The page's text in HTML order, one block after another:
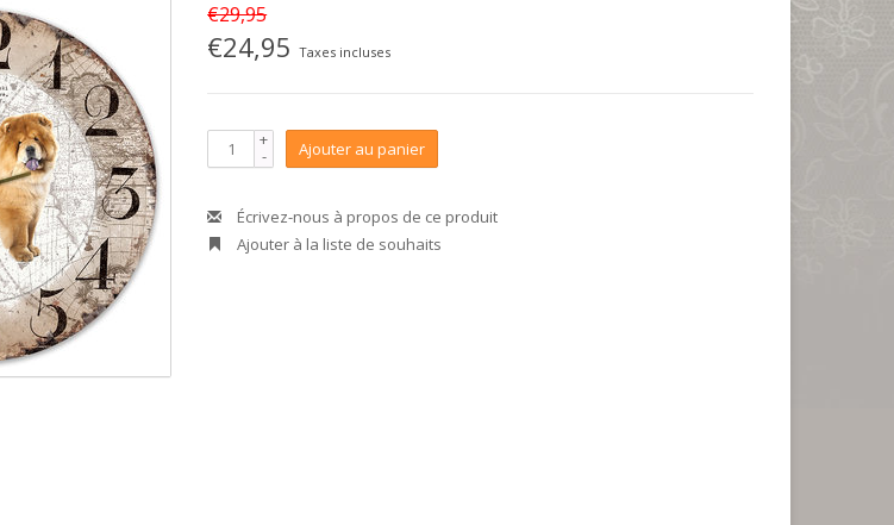
€29,95
€24,95Taxes incluses
+
- Ajouter au panier
Écrivez-nous à propos de ce produit
Ajouter à la liste de souhaits